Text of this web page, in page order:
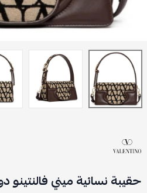
حقيبة نسائية ميني فالنتينو